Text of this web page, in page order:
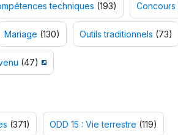
techniques (193) Concours
Mariage (130) Outils traditionnels (73)
(47)
(371) ODD 15 : Vie terrestre (119)